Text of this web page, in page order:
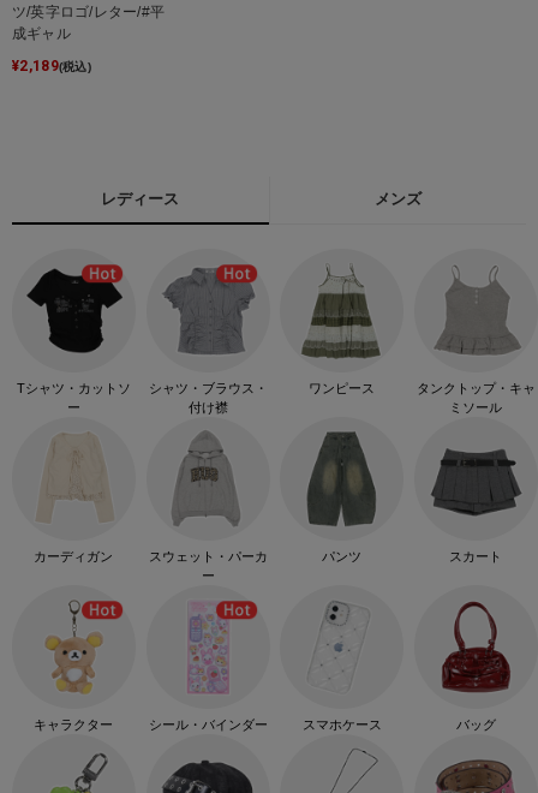
ツ/英字ロゴ/レター/#平
成ギャル
¥2,189(税込)
レディース メンズ
Tシャツ・カットソ
ー
シャツ・ブラウス・
付け襟
ワンピース
タンクトップ・キャ
ミソール
カーディガン
スウェット・パーカ
ー
パンツ スカート
キャラクター シール・バインダー スマホケース バッグ